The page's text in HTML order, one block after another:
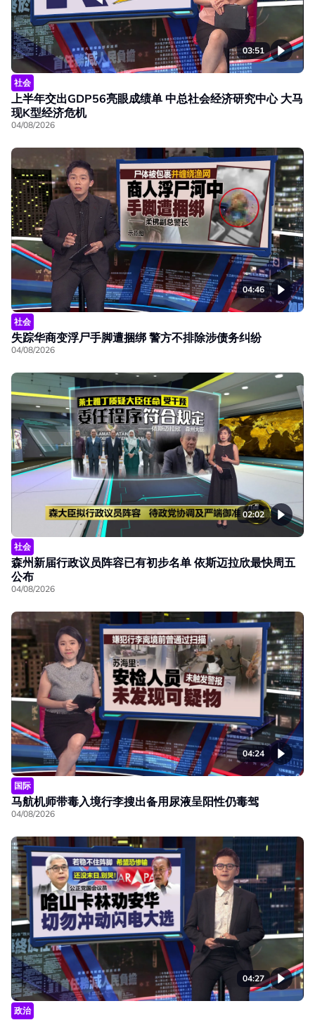
03:51
社会
上半年交出GDP56亮眼成绩单 中总社会经济研究中心 大马
现K型经济危机
04/08/2026
04:46
社会
失踪华商变浮尸手脚遭捆绑 警方不排除涉债务纠纷
04/08/2026
02:02
社会
森州新届行政议员阵容已有初步名单 依斯迈拉欣最快周五
公布
04/08/2026
04:24
国际
马航机师带毒入境行李搜出备用尿液呈阳性仍毒驾
04/08/2026
04:27
政治